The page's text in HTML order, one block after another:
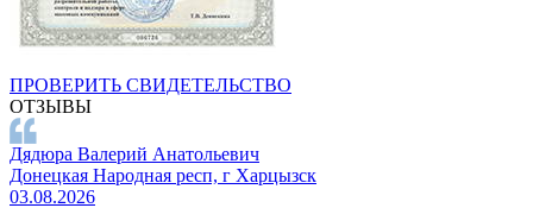
ПРОВЕРИТЬ СВИДЕТЕЛЬСТВО
ОТЗЫВЫ
Дядюра Валерий Анатольевич
Донецкая Народная респ, г Харцызск
03.08.2026